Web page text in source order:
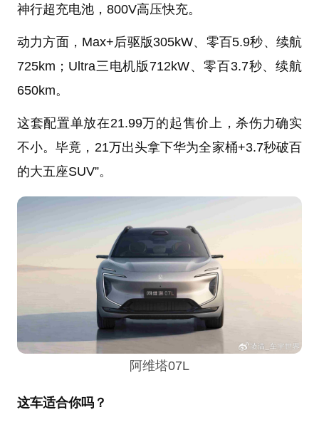
神行超充电池，800V高压快充。
动力方面，Max+后驱版305kW、零百5.9秒、续航
725km；Ultra三电机版712kW、零百3.7秒、续航
650km。
这套配置单放在21.99万的起售价上，杀伤力确实
不小。毕竟，21万出头拿下华为全家桶+3.7秒破百
的大五座SUV”。
阿维塔07L
这车适合你吗？